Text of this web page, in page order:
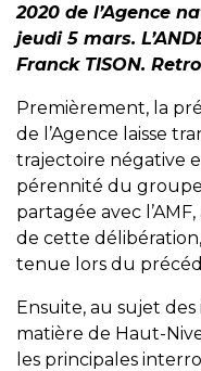
2020 de l’Agence
jeudi 5 mars.
Franck TISON.
Premièrement, la
de l’Agence laisse
trajectoire négative
pérennité du
partagée avec
de cette
tenue lors du
Ensuite, au sujet
matière de Haut-
les principales